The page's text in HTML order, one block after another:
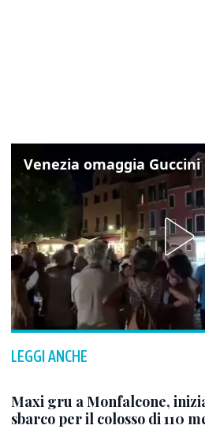
LEGGI ANCHE
Maxi gru a Monfalcone,
sbarco per il colosso di 110